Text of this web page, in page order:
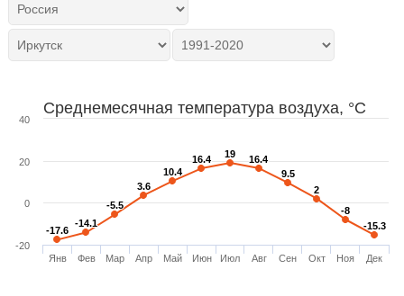
Среднемесячная температура воздуха, °C
-17.6
-17.6
-14.1
-14.1
-5.5
-5.5
3.6
3.6
10.4
10.4
16.4
16.4 19
19 16.4
16.4
9.5
9.5
2
2
-8
-8
-15.3
-15.3
Янв Фев Мар Апр Май Июн Июл Авг Сен Окт Ноя Дек
-20
0
20
40